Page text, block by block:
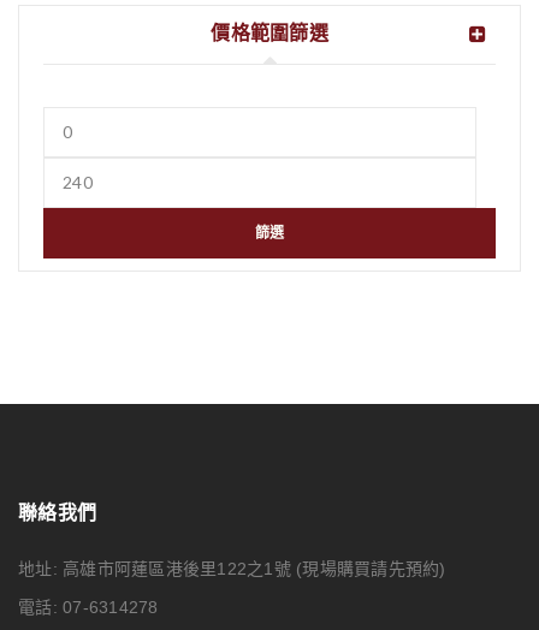
價格範圍篩選
篩選
聯絡我們
地址: 高雄市阿蓮區港後里122之1號 (現場購買請先預約)
電話: 07-6314278